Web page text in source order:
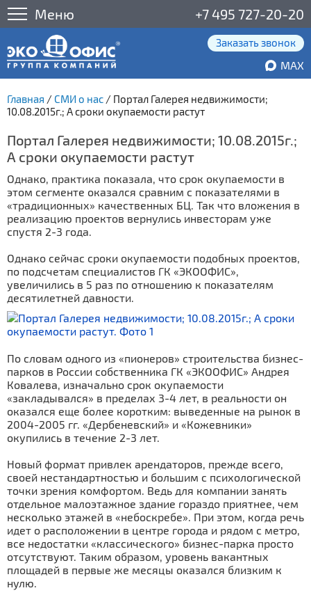
Меню +7 495 727-20-20
Заказать звонок
MAX
Главная / СМИ о нас / Портал Галерея недвижимости;
10.08.2015г.; А сроки окупаемости растут
Портал Галерея недвижимости; 10.08.2015г.;
А сроки окупаемости растут
Однако, практика показала, что срок окупаемости в
этом сегменте оказался сравним с показателями в
«традиционных» качественных БЦ. Так что вложения в
реализацию проектов вернулись инвесторам уже
спустя 2-3 года.
Однако сейчас сроки окупаемости подобных проектов,
по подсчетам специалистов ГК «ЭКООФИС»,
увеличились в 5 раз по отношению к показателям
десятилетней давности.
По словам одного из «пионеров» строительства бизнес-
парков в России собственника ГК «ЭКООФИС» Андрея
Ковалева, изначально срок окупаемости
«закладывался» в пределах 3-4 лет, в реальности он
оказался еще более коротким: выведенные на рынок в
2004-2005 гг. «Дербеневский» и «Кожевники»
окупились в течение 2-3 лет.
Новый формат привлек арендаторов, прежде всего,
своей нестандартностью и большим с психологической
точки зрения комфортом. Ведь для компании занять
отдельное малоэтажное здание гораздо приятнее, чем
несколько этажей в «небоскребе». При этом, когда речь
идет о расположении в центре города и рядом с метро,
все недостатки «классического» бизнес-парка просто
отсутствуют. Таким образом, уровень вакантных
площадей в первые же месяцы оказался близким к
нулю.